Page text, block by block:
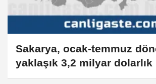
Sakarya, ocak-temmuz
yaklaşık 3,2 milyar
yaptı